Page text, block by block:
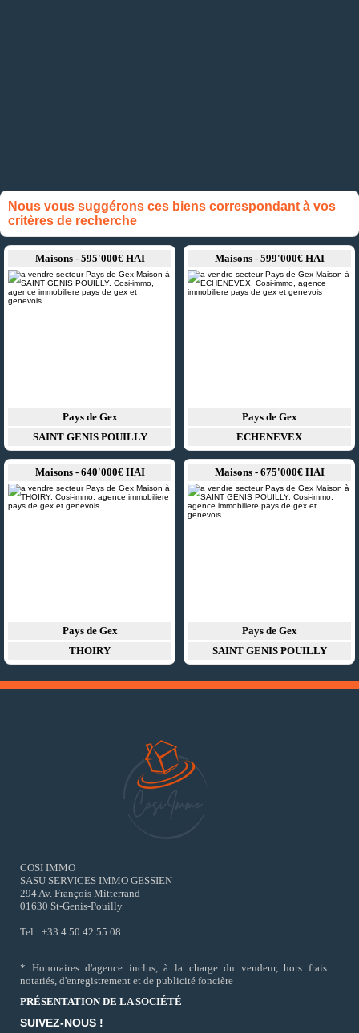
Nous vous suggérons ces biens correspondant à vos
critères de recherche
Maisons - 595'000€ HAI
Pays de Gex
SAINT GENIS POUILLY
Maisons - 599'000€ HAI
Pays de Gex
ECHENEVEX
Maisons - 640'000€ HAI
Pays de Gex
THOIRY
Maisons - 675'000€ HAI
Pays de Gex
SAINT GENIS POUILLY
COSI IMMO
SASU SERVICES IMMO GESSIEN
294 Av. François Mitterrand
01630 St-Genis-Pouilly
Tel.: +33 4 50 42 55 08
* Honoraires d'agence inclus, à la charge du vendeur, hors frais
notariés, d'enregistrement et de publicité foncière
PRÉSENTATION DE LA SOCIÉTÉ
SUIVEZ-NOUS !